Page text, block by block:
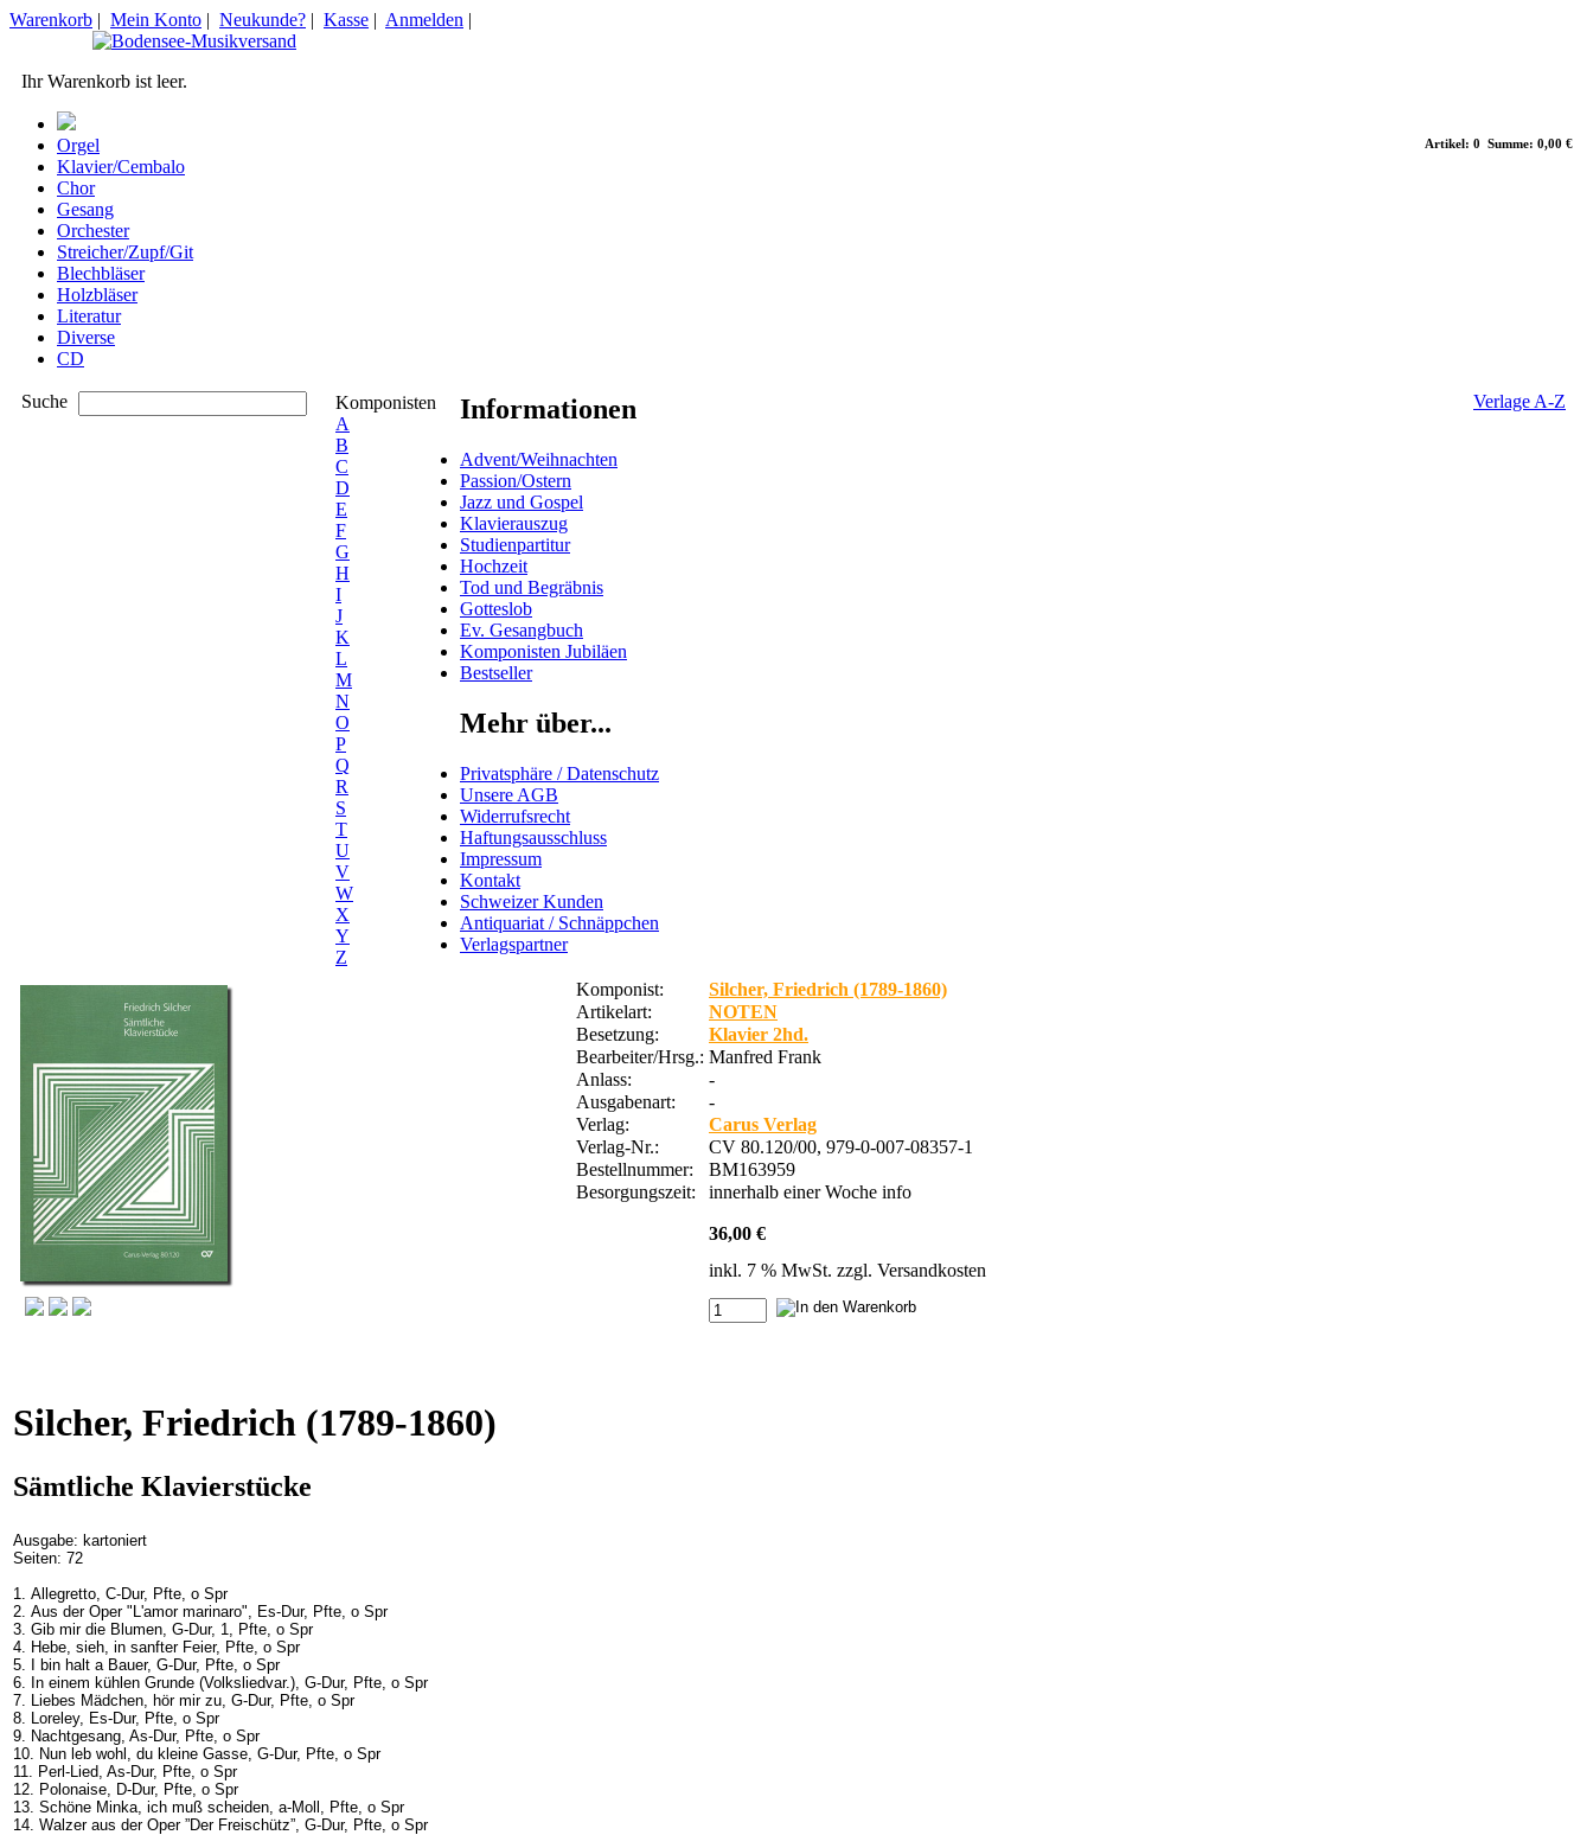
Artikel: 0 Summe: 0,00 €
Warenkorb | Mein Konto | Neukunde? | Kasse | Anmelden |
Ihr Warenkorb ist leer.
Orgel
Klavier/Cembalo
Chor
Gesang
Orchester
Streicher/Zupf/Git
Blechbläser
Holzbläser
Literatur
Diverse
CD
Suche
Komponisten
A
B
C
D
E
F
G
H
I
J
K
L
M
N
O
P
Q
R
S
T
U
V
W
X
Y
Z
Verlage A-Z
Informationen
Advent/Weihnachten
Passion/Ostern
Jazz und Gospel
Klavierauszug
Studienpartitur
Hochzeit
Tod und Begräbnis
Gotteslob
Ev. Gesangbuch
Komponisten Jubiläen
Bestseller
Mehr über...
Privatsphäre / Datenschutz
Unsere AGB
Widerrufsrecht
Haftungsausschluss
Impressum
Kontakt
Schweizer Kunden
Antiquariat / Schnäppchen
Verlagspartner
Komponist:
Silcher, Friedrich (1789-1860)
Artikelart:
NOTEN
Besetzung:
Klavier 2hd.
Bearbeiter/Hrsg.: Manfred Frank
Anlass:
-
Ausgabenart:
-
Verlag:
Carus Verlag
Verlag-Nr.:
CV 80.120/00, 979-0-007-08357-1
Bestellnummer:
BM163959
Besorgungszeit:
innerhalb einer Woche info
36,00 €
inkl. 7 % MwSt. zzgl. Versandkosten
Silcher, Friedrich (1789-1860)
Sämtliche Klavierstücke
Ausgabe: kartoniert
Seiten: 72
1. Allegretto, C-Dur, Pfte, o Spr
2. Aus der Oper "L'amor marinaro", Es-Dur, Pfte, o Spr
3. Gib mir die Blumen, G-Dur, 1, Pfte, o Spr
4. Hebe, sieh, in sanfter Feier, Pfte, o Spr
5. I bin halt a Bauer, G-Dur, Pfte, o Spr
6. In einem kühlen Grunde (Volksliedvar.), G-Dur, Pfte, o Spr
7. Liebes Mädchen, hör mir zu, G-Dur, Pfte, o Spr
8. Loreley, Es-Dur, Pfte, o Spr
9. Nachtgesang, As-Dur, Pfte, o Spr
10. Nun leb wohl, du kleine Gasse, G-Dur, Pfte, o Spr
11. Perl-Lied, As-Dur, Pfte, o Spr
12. Polonaise, D-Dur, Pfte, o Spr
13. Schöne Minka, ich muß scheiden, a-Moll, Pfte, o Spr
14. Walzer aus der Oper ”Der Freischütz”, G-Dur, Pfte, o Spr